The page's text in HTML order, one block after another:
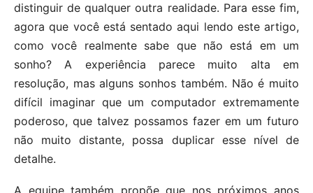
distinguir de qualquer outra realidade. Para esse fim,
agora que você está sentado aqui lendo este artigo,
como você realmente sabe que não está em um
sonho? A experiência parece muito alta em
resolução, mas alguns sonhos também. Não é muito
difícil imaginar que um computador extremamente
poderoso, que talvez possamos fazer em um futuro
não muito distante, possa duplicar esse nível de
detalhe.